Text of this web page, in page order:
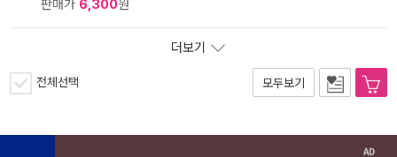
판매가 6,300원
더보기
전체선택 모두보기